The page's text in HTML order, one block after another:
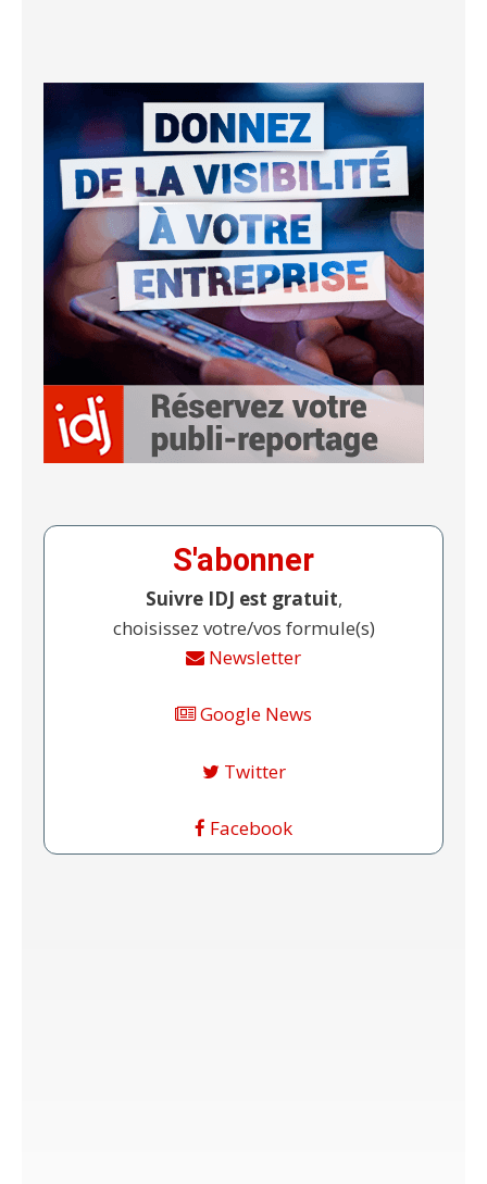
S'abonner
Suivre IDJ est gratuit,
choisissez votre/vos formule(s)
Newsletter
Google News
Twitter
Facebook